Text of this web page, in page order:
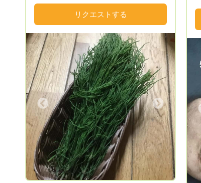
なげる食材たちを作りつづけてます。 ★
裸地にしない 生態系活用循環型栽培実施
しております。 ★北海道・十勝で 月・天
体エネルギーや星座の特性を微生物と地球
の自らの循環を活用した こだわりの野菜
や薬草たちを育っててます。 ★西洋野
菜・パースニップ・ハーブ類、エディブル
フラワー、たんぽぽ（葉物、根）、チンキ
用ハーブ各種、アカザ・クローバー他
夏〜マイクロトマト・花ズッキーニ・韓国
ズッキーニ 他 定番野菜から珍しい野菜や
野草 まで多くの種類の野菜をお届けしま
す。 よろしくお願いします。
リクエストする
Next
Previous